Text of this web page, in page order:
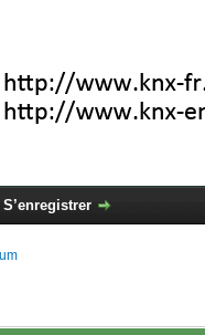
S’enregistrer